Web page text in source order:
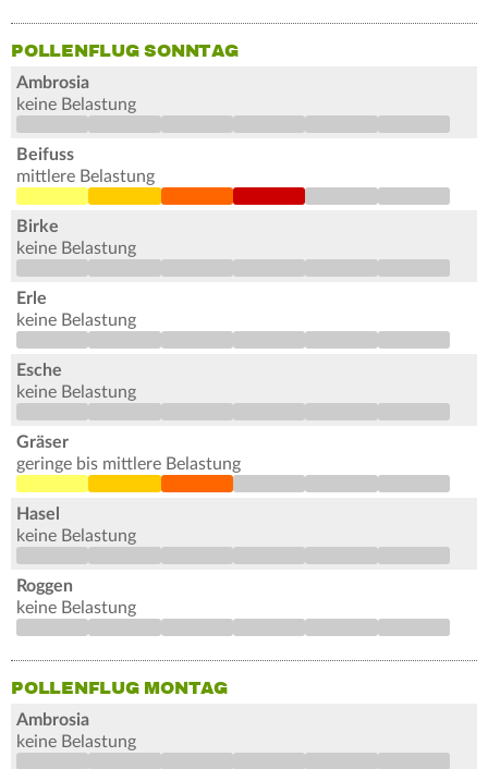
POLLENFLUG SONNTAG
Ambrosia
keine Belastung
Beifuss
mittlere Belastung
Birke
keine Belastung
Erle
keine Belastung
Esche
keine Belastung
Gräser
geringe bis mittlere Belastung
Hasel
keine Belastung
Roggen
keine Belastung
POLLENFLUG MONTAG
Ambrosia
keine Belastung